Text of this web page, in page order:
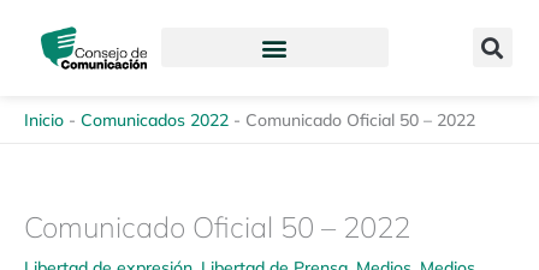
contenido
Inicio - Comunicados 2022 - Comunicado Oficial 50 – 2022
Comunicado Oficial 50 – 2022